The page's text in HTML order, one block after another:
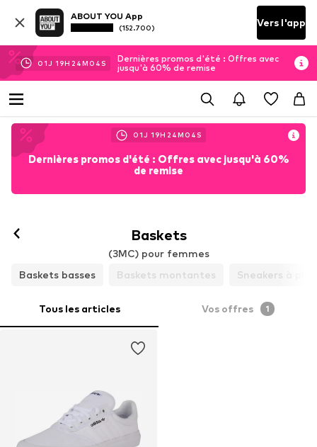
ABOUT YOU App
(152.700) Vers l'app
01J 19H 24M 03 S
Dernières promos d'été : Offres avec
jusqu'à 60% de remise
01J 19H 24M 03 S
Dernières promos d'été : Offres avec jusqu'à 60%
de remise
Baskets
(3MC) pour femmes
Baskets basses
Baskets montantes Sneakers à
Tous les articles Vos offres 1